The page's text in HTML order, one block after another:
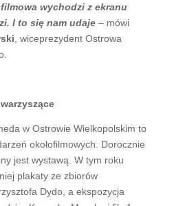
wychodzi z ekranu
I to się nam udaje – mówi
, wiceprezydent Ostrowa
w Ostrowie Wielkopolskim to
okołofilmowych. Dorocznie
jest wystawą. W tym roku
plakaty ze zbiorów
Dydo, a ekspozycja